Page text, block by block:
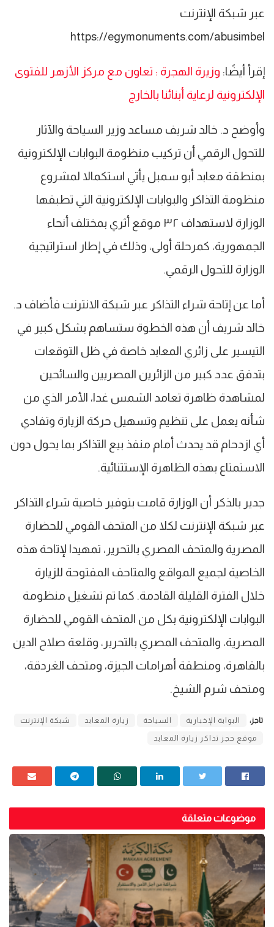
عبر شبكة الإنترنت
https://egymonuments.com/abusimbel
إقرأ أيضًا: وزيرة الهجرة : تعاون مع مركز الأزهر للفتوى
الإلكترونية لرعاية أبنائنا بالخارج
وأوضح د. خالد شريف مساعد وزير السياحة والآثار
للتحول الرقمي أن تركيب منظومة البوابات الإلكترونية
بمنطقة معابد أبو سمبل يأتي استكمالا لمشروع
منظومة التذاكر والبوابات الإلكترونية التي تطبقها
الوزارة لاستهداف ٣٢ موقع أثري بمختلف أنحاء
الجمهورية، كمرحلة أولى، وذلك في إطار استراتيجية
الوزارة للتحول الرقمي.
أما عن إتاحة شراء التذاكر عبر شبكة الانترنت فأضاف د.
خالد شريف أن هذه الخطوة ستساهم بشكل كبير في
التيسير على زائري المعابد خاصة في ظل التوقعات
بتدفق عدد كبير من الزائرين المصريين والسائحين
لمشاهدة ظاهرة تعامد الشمس غدا، الأمر الذي من
شأنه يعمل على تنظيم وتسهيل حركة الزيارة وتفادي
أي ازدحام قد يحدث أمام منفذ بيع التذاكر بما يحول دون
الاستمتاع بهذه الظاهرة الإستثنائية.
جدير بالذكر أن الوزارة قامت بتوفير خاصية شراء التذاكر
عبر شبكة الإنترنت لكلا من المتحف القومي للحضارة
المصرية والمتحف المصري بالتحرير، تمهيدا لإتاحة هذه
الخاصية لجميع المواقع والمتاحف المفتوحة للزيارة
خلال الفترة القليلة القادمة. كما تم تشغيل منظومة
البوابات الإلكترونية بكل من المتحف القومي للحضارة
المصرية، والمتحف المصري بالتحرير، وقلعة صلاح الدين
بالقاهرة، ومنطقة أهرامات الجيزة، ومتحف الغردقة،
ومتحف شرم الشيخ.
تاجز: البوابة الإخبارية السياحة زيارة المعابد شبكة الإنترنت
موقع حجز تذاكر زيارة المعابد
موضوعات متعلقة